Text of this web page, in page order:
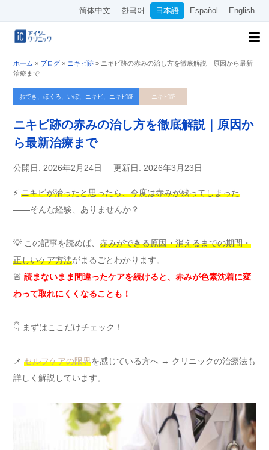
简体中文 한국어 日本語 Español English
ホーム » ブログ » ニキビ跡 » ニキビ跡の赤みの治し方を徹底解説｜原因から最新
治療まで
おでき、ほくろ、いぼ、ニキビ、ニキビ跡 ニキビ跡
ニキビ跡の赤みの治し方を徹底解説｜原因か
ら最新治療まで
公開日: 2026年2月24日 更新日: 2026年3月23日
⚡ ニキビが治ったと思ったら、今度は赤みが残ってしまった
――そんな経験、ありませんか？
💡 この記事を読めば、 赤みができる原因・消えるまでの期間・
正しいケア方法がまるごとわかります。
🚨 読まないまま間違ったケアを続けると、赤みが色素沈着に変
わって取れにくくなることも！
👇 まずはここだけチェック！
📌 セルフケアの限界を感じている方へ → クリニックの治療法も
詳しく解説しています。